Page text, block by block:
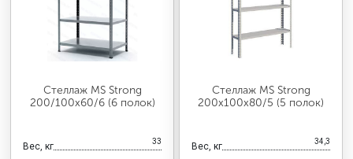
Стеллаж MS Strong
200/100х60/6 (6 полок)
Вес, кг 33
Стеллаж MS Strong
200х100х80/5 (5 полок)
Вес, кг 34,3